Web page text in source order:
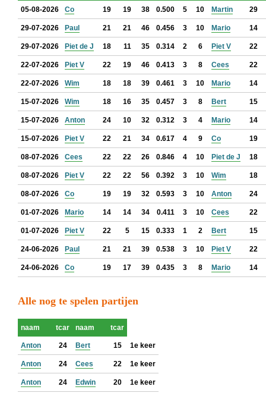
05-08-2026 Co 19 19 38 0.500 5 10 Martin 29
29-07-2026 Paul 21 21 46 0.456 3 10 Mario 14
29-07-2026 Piet de J 18 11 35 0.314 2 6 Piet V 22
22-07-2026 Piet V 22 19 46 0.413 3 8 Cees 22
22-07-2026 Wim 18 18 39 0.461 3 10 Mario 14
15-07-2026 Wim 18 16 35 0.457 3 8 Bert 15
15-07-2026 Anton 24 10 32 0.312 3 4 Mario 14
15-07-2026 Piet V 22 21 34 0.617 4 9 Co 19
08-07-2026 Cees 22 22 26 0.846 4 10 Piet de J 18
08-07-2026 Piet V 22 22 56 0.392 3 10 Wim 18
08-07-2026 Co 19 19 32 0.593 3 10 Anton 24
01-07-2026 Mario 14 14 34 0.411 3 10 Cees 22
01-07-2026 Piet V 22 5 15 0.333 1 2 Bert 15
24-06-2026 Paul 21 21 39 0.538 3 10 Piet V 22
24-06-2026 Co 19 17 39 0.435 3 8 Mario 14
Alle nog te spelen partijen
naam tcar naam tcar
Anton 24 Bert 15 1e keer
Anton 24 Cees 22 1e keer
Anton 24 Edwin 20 1e keer